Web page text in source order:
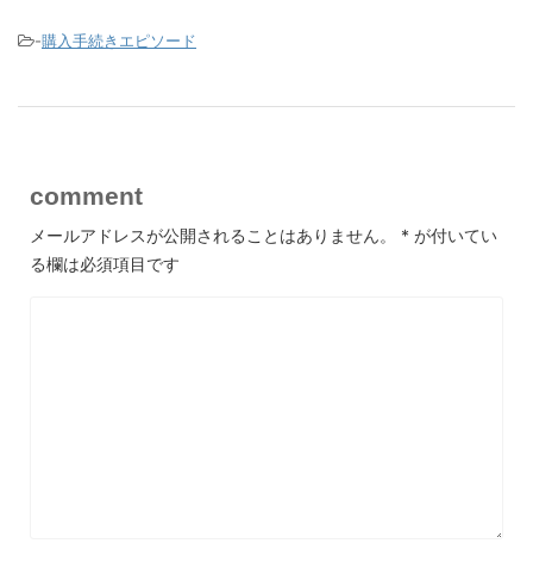
-購入手続きエピソード
comment
メールアドレスが公開されることはありません。 * が付いてい
る欄は必須項目です